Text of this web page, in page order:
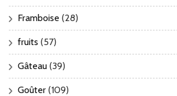
Framboise (28)
fruits (57)
Gâteau (39)
Goûter (109)